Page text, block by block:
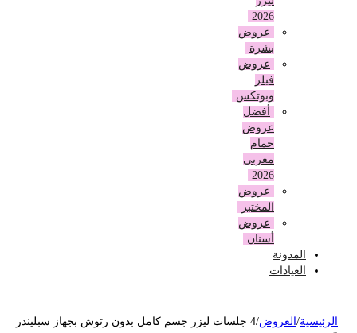
عروض
بشرة
عروض
وبوتكس
أفضل
عروض
حمام
مغربي
عروض
المختبر
عروض
أسنان
المدونة
العيادات
/العروض
4 جلسات ليزر جسم كامل بدون رتوش بجهاز سبليندر